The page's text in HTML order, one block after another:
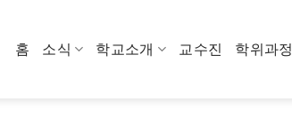
홈 소식 학교소개 교수진 학위과정